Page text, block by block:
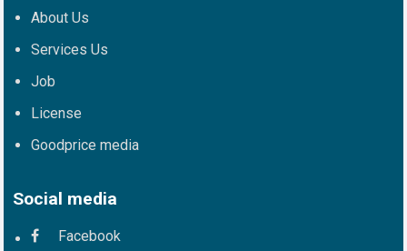
About Us
Services Us
Job
License
Goodprice media
Social media
Facebook